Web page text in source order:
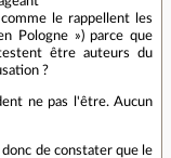
le rappellent les
Pologne ») parce que
être auteurs du
?
ne pas l'être. Aucun
de constater que le